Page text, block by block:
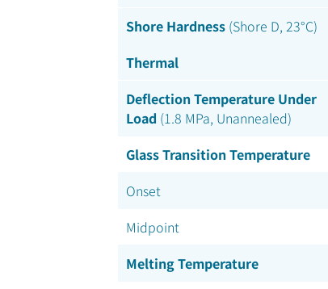
Shore Hardness(Shore D, 23°C)
Thermal
Deflection Temperature Under
Load (1.8 MPa, Unannealed)
Glass Transition Temperature
Onset
Midpoint
Melting Temperature